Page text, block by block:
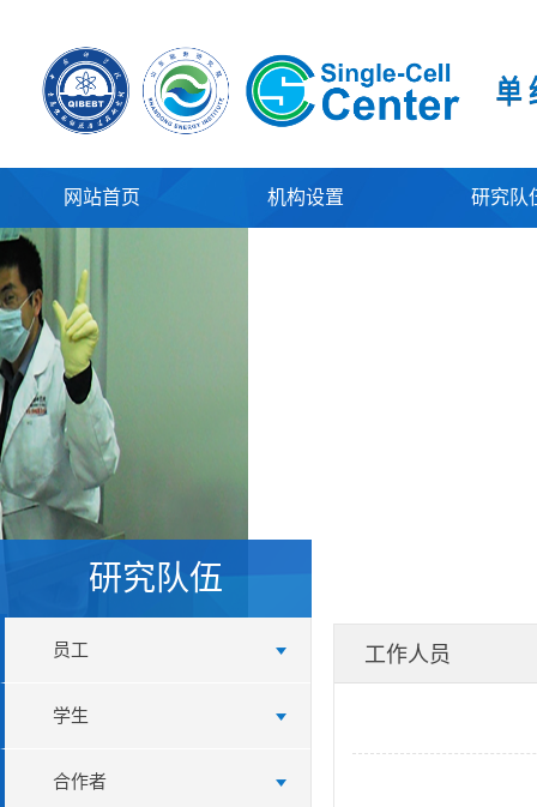
网站首页 机构设置 研究队
研究队伍
员工
学生
合作者
工作人员